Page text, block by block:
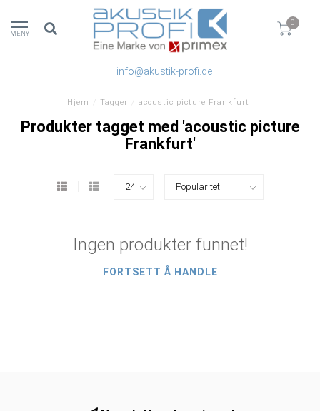
MENY
0
info@akustik-profi.de
Hjem Tagger acoustic picture Frankfurt
Produkter tagget med 'acoustic picture
Frankfurt'
Ingen produkter funnet!
FORTSETT Å HANDLE